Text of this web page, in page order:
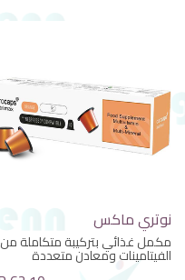
نوتري ماكس
مكمل غذائي بتركيبة متكاملة من
الفيتامينات ومعادن متعددة
بنكهة البرتقال